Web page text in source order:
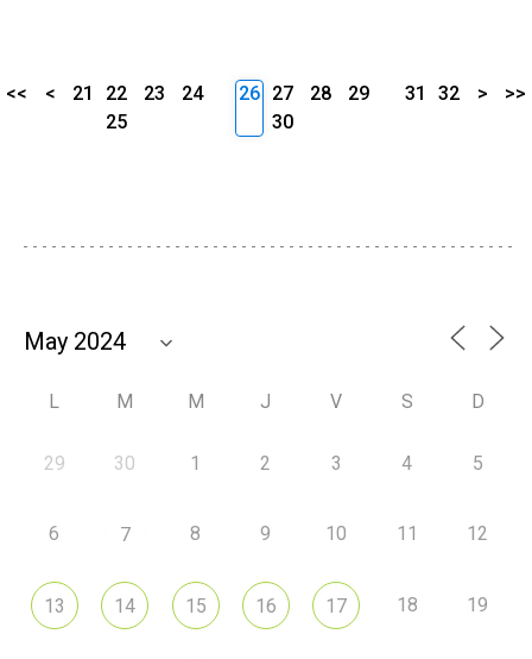
<< < 21 22 23
24
25
26 27 28
29
30
31 32 > >>
L M M J V S D
29 30 1 2 3 4 5
6 7 8 9 10 11 12
13 14 15 16 17 18 19